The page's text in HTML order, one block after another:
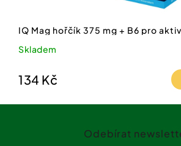
IQ Mag hořčík 375 mg + B6 pro
Skladem
134 Kč
Odebírat